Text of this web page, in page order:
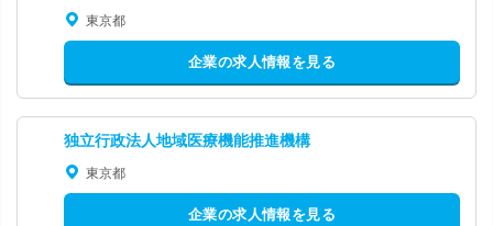
東京都
企業の求人情報を見る
独立行政法人地域医療機能推進機構
東京都
企業の求人情報を見る